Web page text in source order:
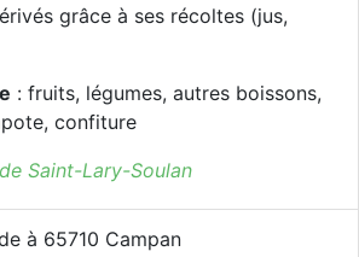
grâce à ses récoltes (jus,
: fruits, légumes, autres boissons,
confiture
Saint-Lary-Soulan
à 65710 Campan